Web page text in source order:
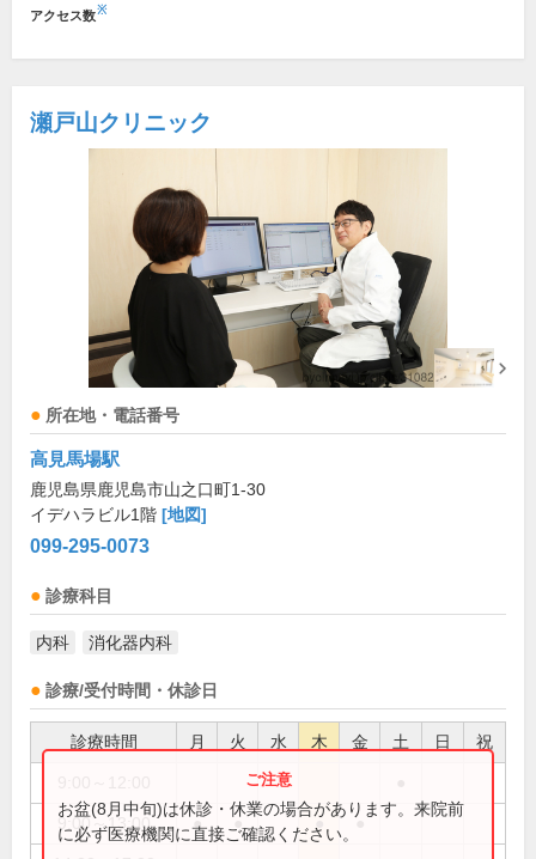
アクセス数※
瀬戸山クリニック
所在地・電話番号
高見馬場駅
鹿児島県鹿児島市山之口町1-30
イデハラビル1階 [地図]
099-295-0073
診療科目
内科 消化器内科
診療/受付時間・休診日
診療時間 月 火 水 木 金 土 日 祝
9:00～13:00 ● ● ● ●
お盆(8月中旬)は休診・休業の場合があります。来院前
に必ず医療機関に直接ご確認ください。